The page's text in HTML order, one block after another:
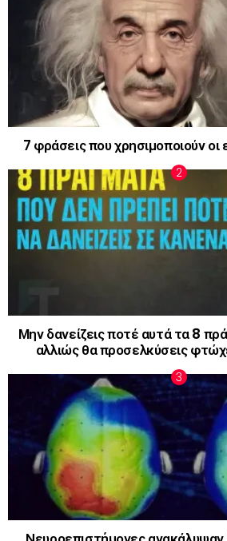
7 φράσεις που χρησιμοποιούν
Μην δανείζεις ποτέ αυτά τα 8
αλλιώς θα προσελκύσεις